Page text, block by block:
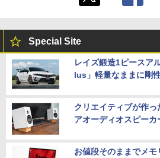
Special Site
レイズ鍛造1ピースア
lus」軽量なままに剛
クリエイティブが作っ
アオーディオスピーカ
お値段そのままでメ